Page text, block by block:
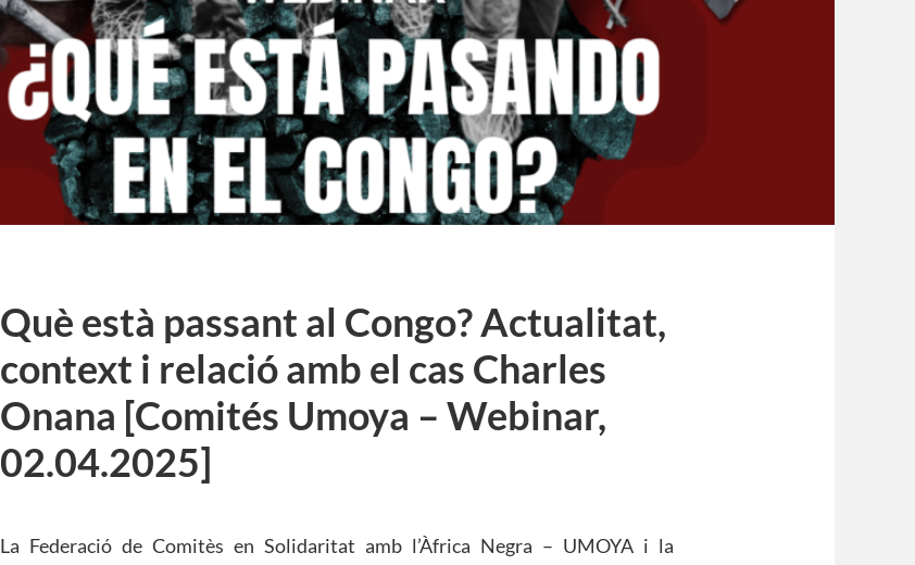
Què està passant al Congo? Actualitat,
context i relació amb el cas Charles
Onana [Comités Umoya – Webinar,
02.04.2025]
La Federació de Comitès en Solidaritat amb l’Àfrica Negra – UMOYA i la